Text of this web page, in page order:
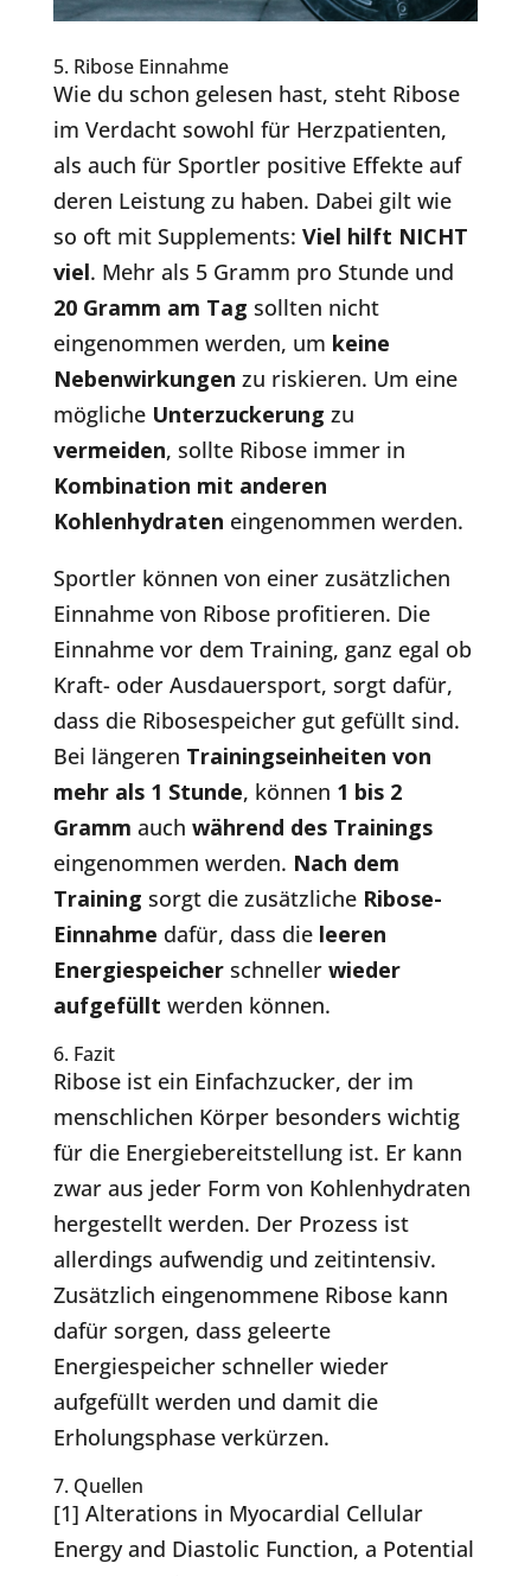
5. Ribose Einnahme
Wie du schon gelesen hast, steht Ribose
im Verdacht sowohl für Herzpatienten,
als auch für Sportler positive Effekte auf
deren Leistung zu haben. Dabei gilt wie
so oft mit Supplements: Viel hilft NICHT
viel. Mehr als 5 Gramm pro Stunde und
20 Gramm am Tag sollten nicht
eingenommen werden, um keine
Nebenwirkungen zu riskieren. Um eine
mögliche Unterzuckerung zu
vermeiden, sollte Ribose immer in
Kombination mit anderen
Kohlenhydraten eingenommen werden.
Sportler können von einer zusätzlichen
Einnahme von Ribose profitieren. Die
Einnahme vor dem Training, ganz egal ob
Kraft- oder Ausdauersport, sorgt dafür,
dass die Ribosespeicher gut gefüllt sind.
Bei längeren Trainingseinheiten von
mehr als 1 Stunde, können 1 bis 2
Gramm auch während des Trainings
eingenommen werden. Nach dem
Training sorgt die zusätzliche Ribose-
Einnahme dafür, dass die leeren
Energiespeicherschneller wieder
aufgefüllt werden können.
6. Fazit
Ribose ist ein Einfachzucker, der im
menschlichen Körper besonders wichtig
für die Energiebereitstellung ist. Er kann
zwar aus jeder Form von Kohlenhydraten
hergestellt werden. Der Prozess ist
allerdings aufwendig und zeitintensiv.
Zusätzlich eingenommene Ribose kann
dafür sorgen, dass geleerte
Energiespeicher schneller wieder
aufgefüllt werden und damit die
Erholungsphase verkürzen.
7. Quellen
[1] Alterations in Myocardial Cellular
Energy and Diastolic Function, a Potential